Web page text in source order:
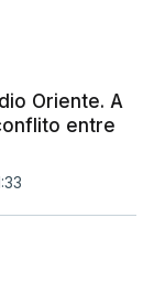
Oriente. A
entre